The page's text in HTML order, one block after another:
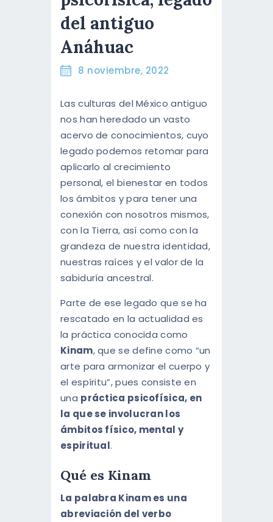
ENGLISH
del antiguo
Anáhuac
8 noviembre, 2022
Las culturas del México antiguo
nos han heredado un vasto
acervo de conocimientos, cuyo
legado podemos retomar para
aplicarlo al crecimiento
personal, el bienestar en todos
los ámbitos y para tener una
conexión con nosotros mismos,
con la Tierra, así como con la
grandeza de nuestra identidad,
nuestras raíces y el valor de la
sabiduría ancestral.
Parte de ese legado que se ha
rescatado en la actualidad es
la práctica conocida como
Kinam, que se define como “un
arte para armonizar el cuerpo y
el espíritu”, pues consiste en
una práctica psicofísica, en
la que se involucran los
ámbitos físico, mental y
espiritual.
Qué es Kinam
La palabra Kinam es una
abreviación del verbo